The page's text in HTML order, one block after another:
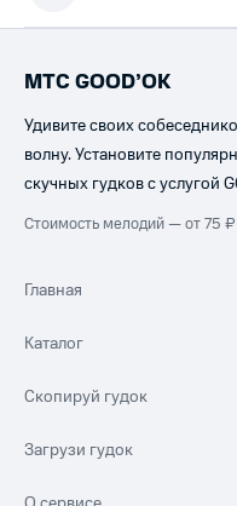
МТС GOOD’OK
Удивите своих
волну. Установите
скучных гудков с услугой
Стоимость мелодий — от 75
Главная
Каталог
Скопируй гудок
Загрузи гудок